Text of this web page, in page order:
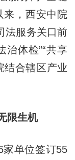
来，西安中院
法服务关口前
治体检”“共享
结合辖区产业
限生机
单位签订55